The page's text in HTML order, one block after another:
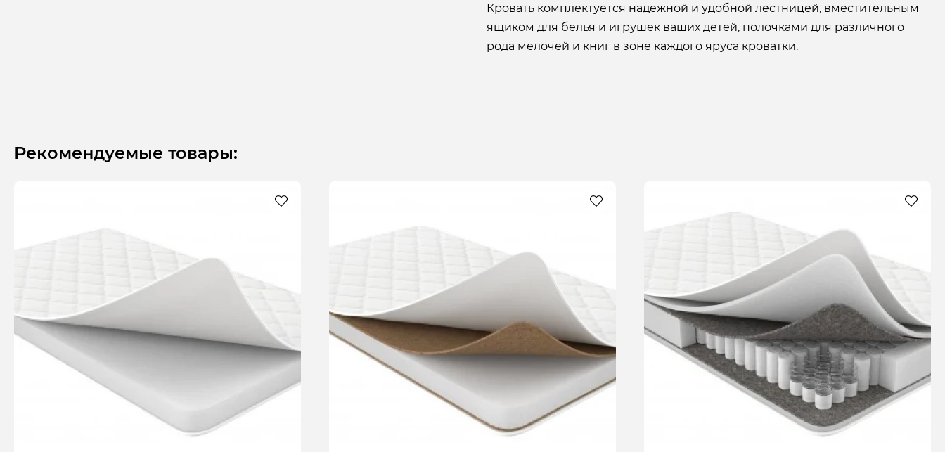
Кровать комплектуется надежной и удобной лестницей, вместительным
ящиком для белья и игрушек ваших детей, полочками для различного
рода мелочей и книг в зоне каждого яруса кроватки.
Рекомендуемые товары: